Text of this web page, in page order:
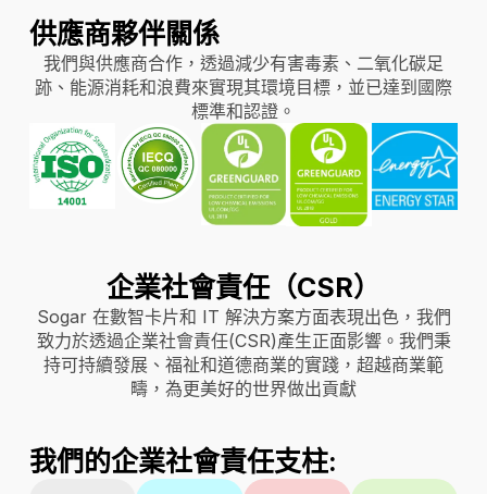
供應商夥伴關係
我們與供應商合作，透過減少有害毒素、二氧化碳足
跡、能源消耗和浪費來實現其環境目標，並已達到國際
標準和認證。
企業社會責任（CSR）
Sogar 在數智卡片和 IT 解決方案方面表現出色，我們
致力於透過企業社會責任(CSR)產生正面影響。我們秉
持可持續發展、福祉和道德商業的實踐，超越商業範
疇，為更美好的世界做出貢獻
我們的企業社會責任支柱: